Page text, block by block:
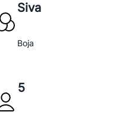
Siva
Boja
5